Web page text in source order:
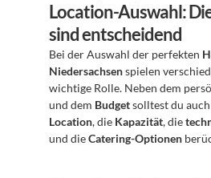
Location-Auswahl:
sind entscheidend
Bei der Auswahl der perfekten
Niedersachsen spielen
wichtige Rolle. Neben dem
und dem Budget solltest du
Location, die Kapazität, die
und die Catering-Optionen